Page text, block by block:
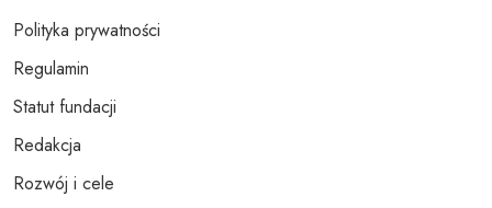
Polityka prywatności
Regulamin
Statut fundacji
Redakcja
Rozwój i cele